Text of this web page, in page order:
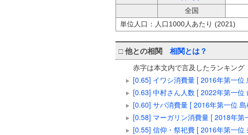
全国
単位人口：人口1000人あたり (2021)
□他との相関 相関とは？
赤字は本文内で言及したランキング
[0.65] イワシ消費量 [ 2016年第一位
[0.63] 中村さん人数 [ 2022年第一位
[0.60] サバ消費量 [ 2016年第一位 島
[0.58] マーガリン消費量 [ 2018年第
[0.55] 信仰・祭祀費 [ 2016年第一位